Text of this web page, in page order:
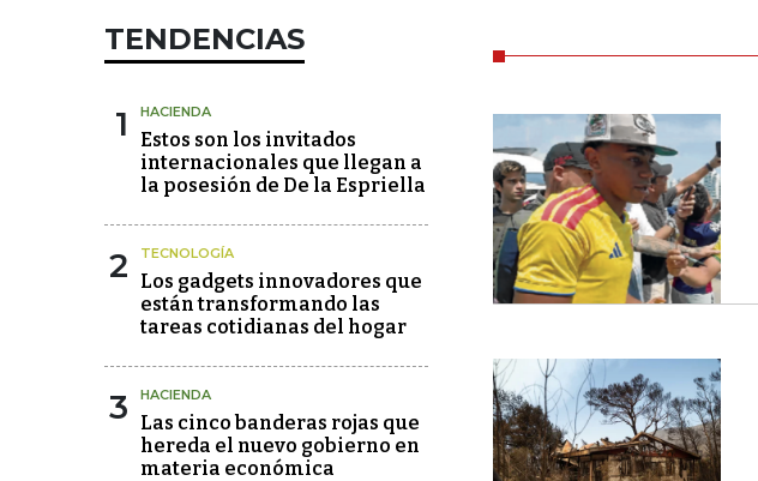
TENDENCIAS
1 HACIENDA
Estos son los invitados
internacionales que llegan a
la posesión de De la Espriella
2 TECNOLOGÍA
Los gadgets innovadores que
están transformando las
tareas cotidianas del hogar
3 HACIENDA
Las cinco banderas rojas que
hereda el nuevo gobierno en
materia económica